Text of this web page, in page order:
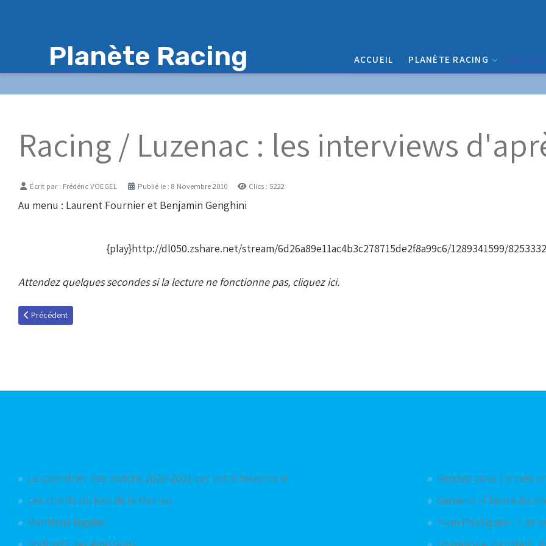
Planète Racing ACCUEIL PLANÈTE RACING RACING
Racing / Luzenac : les interviews
DétailsÉcrit par : Frédéric VOEGEL Publié le : 8 Novembre 2010 Clics : 5222
Au menu : Laurent Fournier et Benjamin Genghini
{play}http://dl050.zshare.net/stream/6d26a89e11ac4b3c278715de2f8a99c6/1289341599/
Attendez quelques secondes si la lecture ne fonctionne pas, cliquezici.
Article précédent : Un Racing aux deux visages
Précédent
Le calendrier des matchs 2020-2021 sur votre téléphone
Les chants du kop de la Meinau
Mentions légales
Rendez-vous l'année
Gameiro : l'heure du
Yvon Pouliquen : « Je